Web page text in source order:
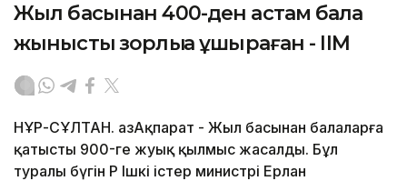
Жыл басынан 400-ден астам бала
жыныстық зорлыққа ұшыраған - ІІМ
НҰР-СҰЛТАН. ҚазАқпарат - Жыл басынан балаларға
қатысты 900-ге жуық қылмыс жасалды. Бұл
туралы бүгін ҚР Ішкі істер министрі Ерлан